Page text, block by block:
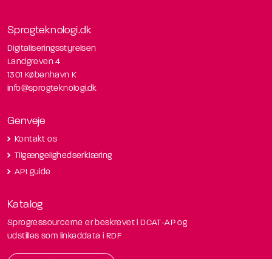
Sprogteknologi.dk
Digitaliseringsstyrelsen
Landgreven 4
1301 København K
info@sprogteknologi.dk
Genveje
Kontakt os
Tilgængelighedserklæring
API guide
Katalog
Sprogressourcerne er beskrevet i DCAT-AP og
udstilles som linkeddata i RDF